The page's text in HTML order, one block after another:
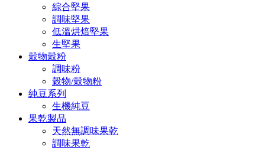
綜合堅果
調味堅果
低溫烘焙堅果
生堅果
穀物穀粉
調味粉
穀物/穀物粉
純豆系列
生機純豆
果乾製品
天然無調味果乾
調味果乾